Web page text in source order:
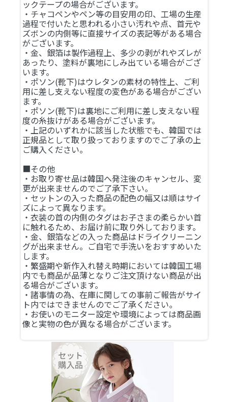
ックテープの場合がございます。
・チャコペンやペン等の目安用の印、工場の生産
過程で付いたと思われる小さい汚れや点、首元や
ズボンの内側等に直接サイズの表記等がある場合
がございます。
・金、銀箔は製作過程上、多少の剥がれやズレが
あったり、塗料が裏地にしみ出ている場合がござ
います。
・ポソン(靴下)はウレタンの素材の特性上、ご利
用に差し支えない程度の変色がある場合がござい
ます。
・ポソン(靴下)は裏地にご利用に差し支えない程
度の糸抜けがある場合がございます。
・上記のいずれかに該当した状態でも、韓国では
正規品として取り扱っておりますのでご了承の上
ご購入ください。
■その他
・お取り寄せ品は韓国へ発注後のキャンセル、変
更が出来ませんのでご了承下さい。
・セットンの入った商品の配色の幅又は順はサイ
ズによって異なります。
・衣装の首の内側のタグはお子さまの柔らかい首
に触れるため、お届け前に取り外しております。
・金、銀箔などの入った商品はドライクリーニン
グが出来ません。ご自宅で手洗いをおすすめいた
します。
・繁盛期や新作入れ替え時期においては韓国工場
内でも商品が品薄となりご注文頂けない商品が出
る場合がございます。
・諸事情の為、在庫に関しての事前ご報告がサイ
ト内ではできませんのでご了承ください。
・お使いのモニター設定や環境によっては商品画
像と実物の色が異なる場合がございます。